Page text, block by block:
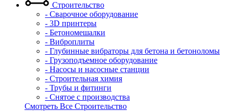
Строительство
- Сварочное оборудование
- 3D принтеры
- Бетономешалки
- Виброплиты
- Глубинные вибраторы для бетона и бетоноломы
- Грузоподъемное оборудование
- Насосы и насосные станции
- Строительная химия
- Трубы и фитинги
- Снятое с производства
Смотреть Все Строительство